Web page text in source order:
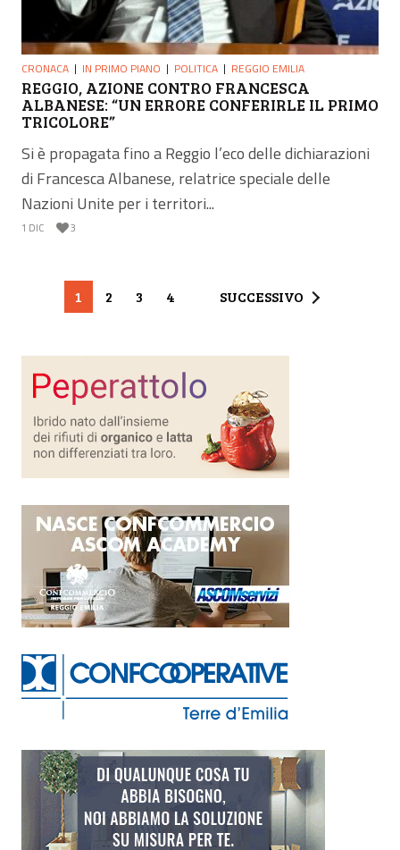
CRONACA IN PRIMO PIANO POLITICA REGGIO EMILIA
REGGIO, AZIONE CONTRO FRANCESCA
ALBANESE: “UN ERRORE CONFERIRLE IL PRIMO
TRICOLORE”
Si è propagata fino a Reggio l’eco delle dichiarazioni
di Francesca Albanese, relatrice speciale delle
Nazioni Unite per i territori...
1 DIC 3
1 2 3 4 SUCCESSIVO